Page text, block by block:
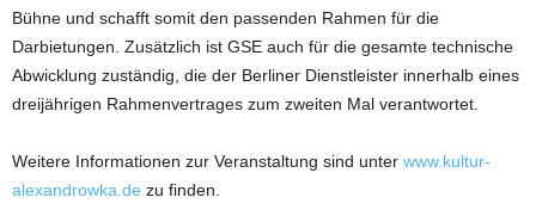
Bühne und schafft somit den passenden Rahmen für die
Darbietungen. Zusätzlich ist GSE auch für die gesamte technische
Abwicklung zuständig, die der Berliner Dienstleister innerhalb eines
dreijährigen Rahmenvertrages zum zweiten Mal verantwortet.
Weitere Informationen zur Veranstaltung sind unter www.kultur-
alexandrowka.de zu finden.